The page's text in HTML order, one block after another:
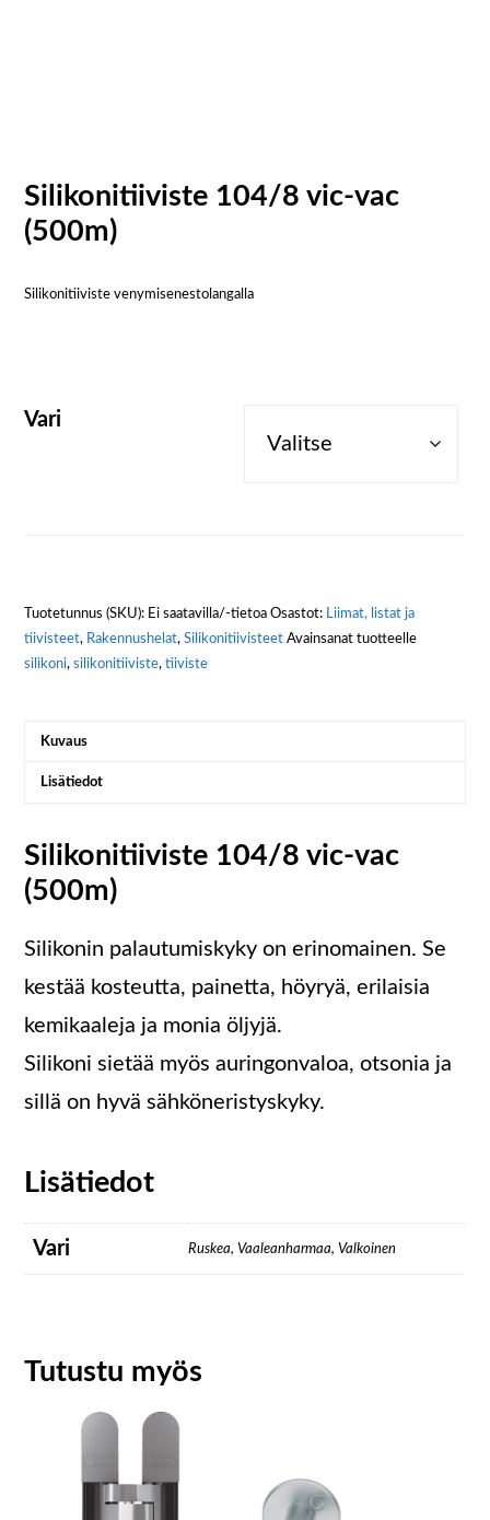
Silikonitiiviste 104/8 vic-vac
(500m)
Silikonitiiviste venymisenestolangalla
Vari
Tuotetunnus (SKU): Ei saatavilla/-tietoa Osastot: Liimat, listat ja
tiivisteet, Rakennushelat,Silikonitiivisteet Avainsanat tuotteelle
silikoni,silikonitiiviste,tiiviste
Kuvaus
Lisätiedot
Silikonitiiviste 104/8 vic-vac
(500m)
Silikonin palautumiskyky on erinomainen. Se
kestää kosteutta, painetta, höyryä, erilaisia
kemikaaleja ja monia öljyjä.
Silikoni sietää myös auringonvaloa, otsonia ja
sillä on hyvä sähköneristyskyky.
Lisätiedot
Vari Ruskea, Vaaleanharmaa, Valkoinen
Tutustu myös